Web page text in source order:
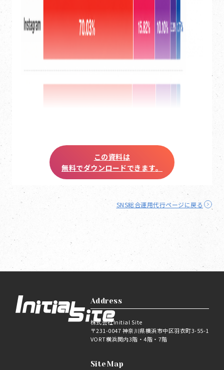
この資料は
無料でダウンロードできます。
SNS総合運用代行ページに戻る
Address
株式会社Initial Site
〒231-0047 神奈川県横浜市中区羽衣町3-55-1
VORT横浜関内3階・4階・7階
SiteMap